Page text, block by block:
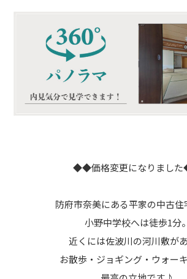
◆◆価格変更になりまし
防府市奈美にある平家の中古住
小野中学校へは徒歩1分。
近くには佐波川の河川敷があ
お散歩・ジョギング・ウォー